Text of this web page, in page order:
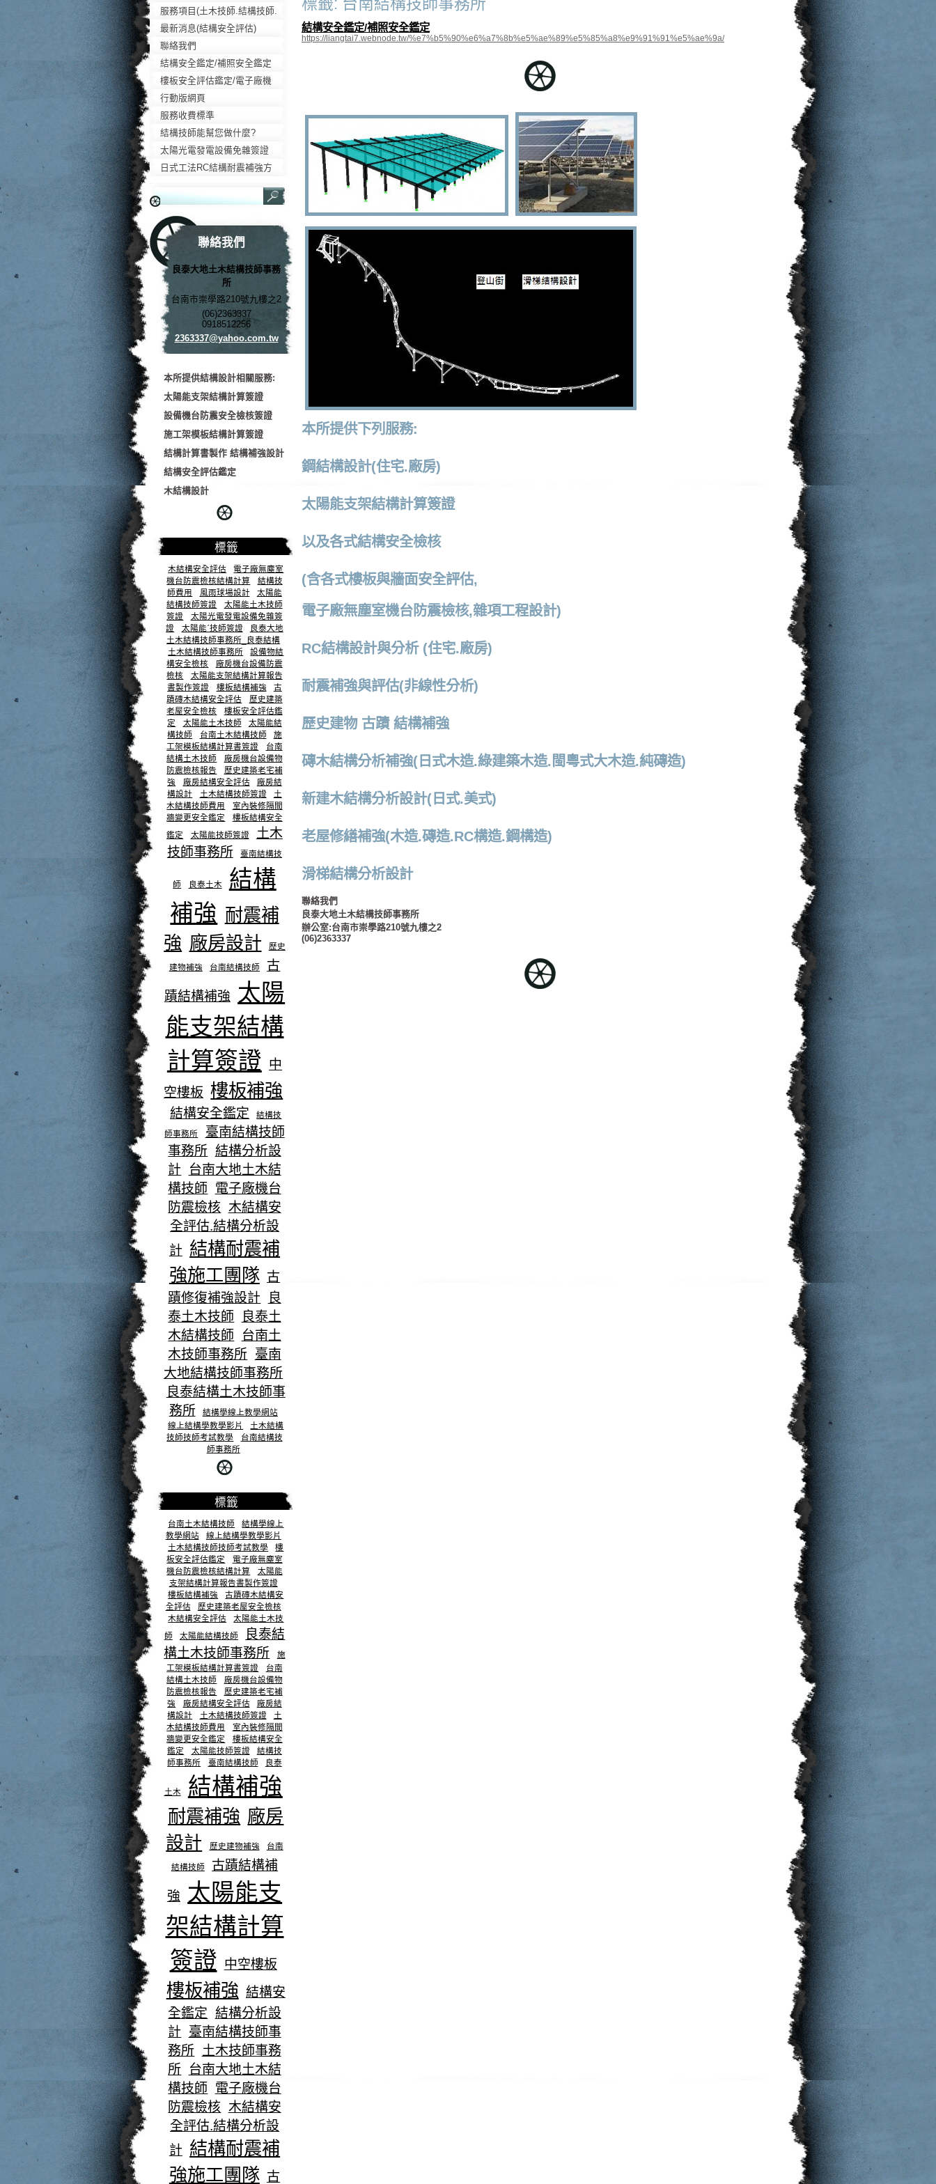
結構安全鑑定/補照安全鑑定
https://liangtai7.webnode.tw/%e7%b5%90%e6%a7%8b%e5%ae%89%e5%85%a8%e9%91%91%e5%ae%9a/
本所提供下列服務:
鋼結構設計(住宅.廠房)
太陽能支架結構計算簽證
以及各式結構安全檢核
(含各式樓板與牆面安全評估,
電子廠無塵室機台防震檢核,雜項工程設計)
RC結構設計與分析 (住宅.廠房)
耐震補強與評估(非線性分析)
歷史建物 古蹟 結構補強
磚木結構分析補強(日式木造.綠建築木造.閩粵式大木造.純磚造)
新建木結構分析設計(日式.美式)
老屋修繕補強(木造.磚造.RC構造.鋼構造)
滑梯結構分析設計
聯絡我們
良泰大地土木結構技師事務所
辦公室:台南市崇學路210號九樓之2
(06)2363337
liangtai7.webnode.tw
服務項目(土木技師.結構技師.
大地技師)
最新消息(結構安全評估)
聯絡我們
結構安全鑑定/補照安全鑑定
樓板安全評估鑑定/電子廠機
台防震
行動版網頁
服務收費標準
結構技師能幫您做什麼?
太陽光電發電設備免雜簽證
日式工法RC結構耐震補強方
聯絡我們
良泰大地土木結構技師事務
所
台南市崇學路210號九樓之2
(06)2363337
0918512256
2363337@yahoo.com.tw
本所提供結構設計相關服務:
太陽能支架結構計算簽證
設備機台防震安全檢核簽證
施工架模板結構計算簽證
結構計算書製作 結構補強設計
結構安全評估鑑定
木結構設計
標籤
木結構安全評估
電子廠無塵室
機台防震檢核結構計算
結構技
師費用
風雨球場設計
太陽能
結構技師簽證
太陽能土木技師
簽證
太陽光電發電設備免雜簽
證
太陽能ˊ技師簽證
良泰大地
土木結構技師事務所_良泰結構
土木結構技師事務所
設備物結
構安全檢核
廠房機台設備防震
檢核
太陽能支架結構計算報告
書製作簽證
樓板結構補強
古
蹟磚木結構安全評估
歷史建築
老屋安全檢核
樓板安全評估鑑
定
太陽能土木技師
太陽能結
構技師
台南土木結構技師
施
工架模板結構計算書簽證
台南
結構土木技師
廠房機台設備物
防震檢核報告
歷史建築老宅補
強
廠房結構安全評估
廠房結
構設計
土木結構技師簽證
土
木結構技師費用
室內裝修隔間
牆變更安全鑑定
樓板結構安全
鑑定
太陽能技師簽證
土木
技師事務所
臺南結構技
師 良泰土木
結構
補強 耐震補
強 廠房設計 歷史
建物補強 台南結構技師 古
蹟結構補強
太陽
能支架結構
計算簽證 中
空樓板 樓板補強
結構安全鑑定 結構技
師事務所
臺南結構技師
事務所 結構分析設
計
台南大地土木結
構技師
電子廠機台
防震檢核 木結構安
全評估.結構分析設
計 結構耐震補
強施工團隊 古
蹟修復補強設計
良
泰土木技師
良泰土
木結構技師
台南土
木技師事務所 臺南
大地結構技師事務所
良泰結構土木技師事
務所
結構學線上教學網站
線上結構學教學影片
土木結構
技師技師考試教學
台南結構技
師事務所
標籤
台南土木結構技師
結構學線上
教學網站
線上結構學教學影片
土木結構技師技師考試教學
樓
板安全評估鑑定
電子廠無塵室
機台防震檢核結構計算
太陽能
支架結構計算報告書製作簽證
樓板結構補強
古蹟磚木結構安
全評估
歷史建築老屋安全檢核
木結構安全評估
太陽能土木技
師
太陽能結構技師
良泰結
構土木技師事務所
施
工架模板結構計算書簽證
台南
結構土木技師
廠房機台設備物
防震檢核報告
歷史建築老宅補
強
廠房結構安全評估
廠房結
構設計
土木結構技師簽證
土
木結構技師費用
室內裝修隔間
牆變更安全鑑定
樓板結構安全
鑑定
太陽能技師簽證
結構技
師事務所
臺南結構技師 良泰
土木 結構補強
耐震補強 廠房
設計
歷史建物補強 台南
結構技師 古蹟結構補
強
太陽能支
架結構計算
簽證 中空樓板
樓板補強 結構安
全鑑定 結構分析設
計
臺南結構技師事
務所
土木技師事務
所
台南大地土木結
構技師
電子廠機台
防震檢核 木結構安
全評估.結構分析設
計 結構耐震補
強施工團隊 古